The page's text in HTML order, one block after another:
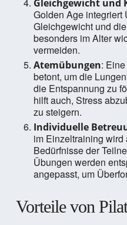
Gleichgewicht und
Golden Age integriert
Gleichgewicht und
besonders im Alter
vermeiden.
Atemübungen:
betont, um die
die Entspannung zu
hilft auch, Stress
zu steigern.
Individuelle
im Einzeltraining
Bedürfnisse der
Übungen werden
angepasst, um
Vorteile von